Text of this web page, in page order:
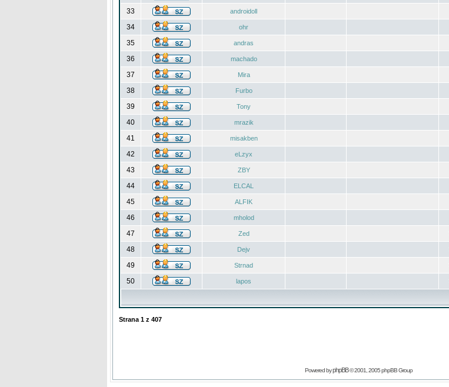
33
androidoll
34
ohr
35
andras
36
machado
37
Mira
38
Furbo
39
Tony
40
mrazik
41
misakben
42
eLzyx
43
ZBY
44
ELCAL
45
ALFIK
46
mholod
47
Zed
48
Dejv
49
Strnad
50
lapos
Strana 1 z 407
Powered byphpBB© 2001, 2005 phpBB Group